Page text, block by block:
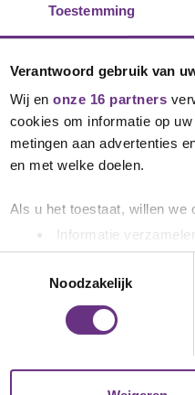
Toestemming
Verantwoord gebruik van
Wij en onze 16 partners
cookies om informatie op
metingen aan advertenties
en met welke doelen.
Als u het toestaat, willen we
Informatie
Uw apparaat
Lees meer over hoe uw
toestemming op elk
websiteverkeer te
media, adverteren en
Noodzakelijk
op woensdag